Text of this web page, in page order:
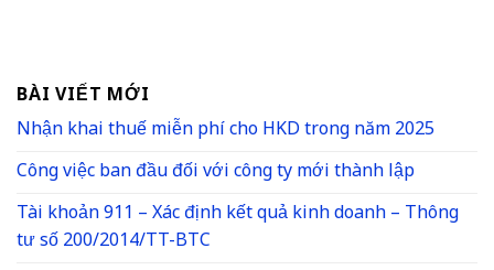
BÀI VIẾT MỚI
Nhận khai thuế miễn phí cho HKD trong năm 2025
Công việc ban đầu đối với công ty mới thành lập
Tài khoản 911 – Xác định kết quả kinh doanh – Thông
tư số 200/2014/TT-BTC